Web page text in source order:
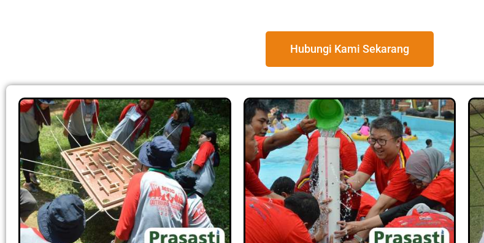
Hubungi Kami Sekarang